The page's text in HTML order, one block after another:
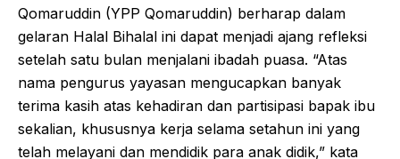
Qomaruddin (YPP Qomaruddin) berharap dalam
gelaran Halal Bihalal ini dapat menjadi ajang refleksi
setelah satu bulan menjalani ibadah puasa. “Atas
nama pengurus yayasan mengucapkan banyak
terima kasih atas kehadiran dan partisipasi bapak ibu
sekalian, khususnya kerja selama setahun ini yang
telah melayani dan mendidik para anak didik,” kata